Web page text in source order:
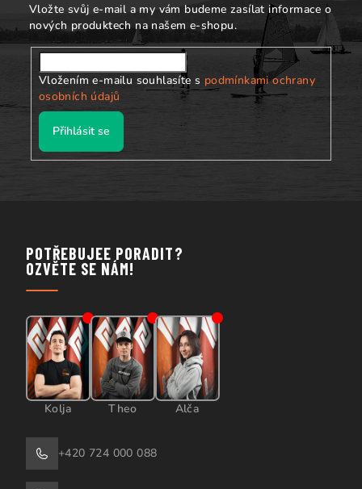
Vložte svůj e-mail a my vám budeme zasílat informace o
nových produktech na našem e-shopu.
Vložením e-mailu souhlasíte s podmínkami ochrany
osobních údajů
Přihlásit se
POTŘEBUJEE PORADIT?
OZVĚTE SE NÁM!
Kolja Theo Alča
+420 724 000 088